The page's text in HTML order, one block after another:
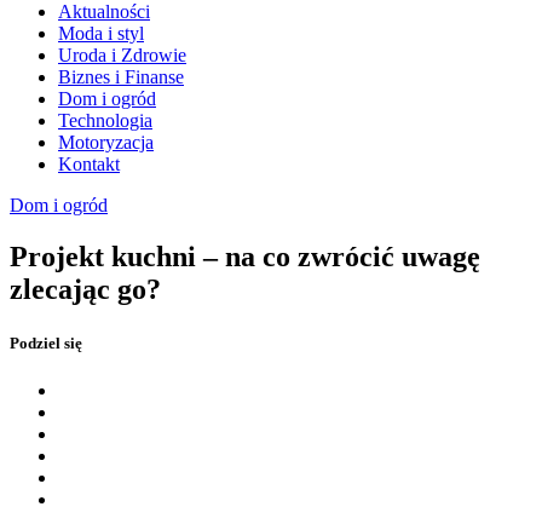
Aktualności
Moda i styl
Uroda i Zdrowie
Biznes i Finanse
Dom i ogród
Technologia
Motoryzacja
Kontakt
Dom i ogród
Projekt kuchni – na co zwrócić uwagę
zlecając go?
Podziel się